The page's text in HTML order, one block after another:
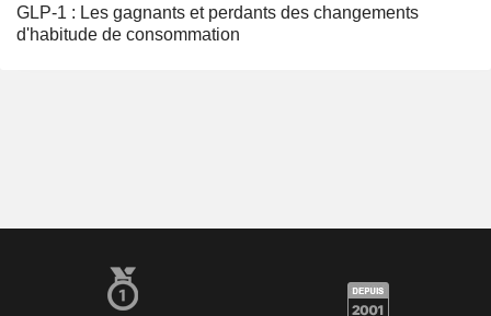
GLP-1 : Les gagnants et perdants des changements
d'habitude de consommation